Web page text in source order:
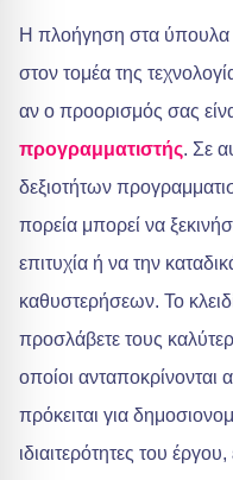
Η πλοήγηση στα ύπουλα
στον τομέα της
αν ο προορισμός σας
προγραμματιστής. Σε
δεξιοτήτων
πορεία μπορεί να
επιτυχία ή να την
καθυστερήσεων. Το
προσλάβετε τους
οποίοι ανταποκρίνονται
πρόκειται για
ιδιαιτερότητες του